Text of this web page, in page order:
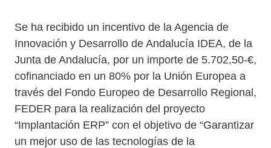
Se ha recibido un incentivo de la Agencia de
Innovación y Desarrollo de Andalucía IDEA, de la
Junta de Andalucía, por un importe de 5.702,50-€,
cofinanciado en un 80% por la Unión Europea a
través del Fondo Europeo de Desarrollo Regional,
FEDER para la realización del proyecto
“Implantación ERP” con el objetivo de “Garantizar
un mejor uso de las tecnologías de la